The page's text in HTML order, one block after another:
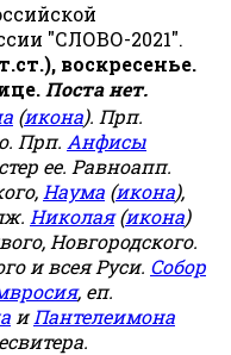
"СЛОВО-2021".
воскресенье.
Поста нет.
(икона). Прп.
Прп. Анфисы
ее. Равноапп.
Наума (икона),
Николая(икона)
Новгородского.
и всея Руси. Собор
, еп.
иПантелеимона